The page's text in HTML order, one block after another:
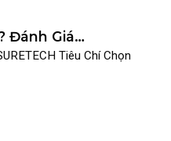
Đánh Giá
Tiêu Chí Chọn